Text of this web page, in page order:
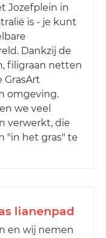
Jozefplein in
is - je kunt
Dankzij de
filigraan netten
GrasArt
omgeving.
we veel
verwerkt, die
"in het gras" te
lianenpad
en wij nemen